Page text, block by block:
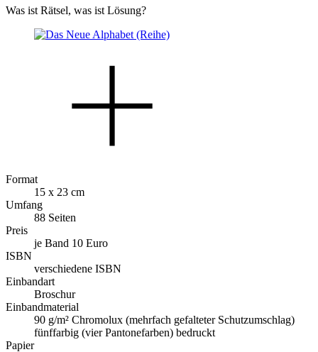
Was ist Rätsel, was ist Lösung?
Format
15 x 23 cm
Umfang
88 Seiten
Preis
je Band 10 Euro
ISBN
verschiedene ISBN
Einbandart
Broschur
Einbandmaterial
90 g/m² Chromolux (mehrfach gefalteter Schutzumschlag)
fünffarbig (vier Pantonefarben) bedruckt
Papier